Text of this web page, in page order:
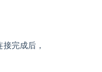
完成后，